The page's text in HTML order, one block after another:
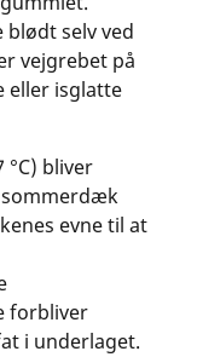
selv ved
vejgrebet på
eller isglatte
bliver
evne til at
forbliver
i underlaget.